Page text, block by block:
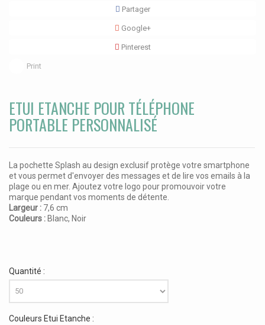
Partager
Google+
Pinterest
Print
ETUI ETANCHE POUR TÉLÉPHONE
PORTABLE PERSONNALISÉ
La pochette Splash au design exclusif protège votre smartphone
et vous permet d'envoyer des messages et de lire vos emails à la
plage ou en mer. Ajoutez votre logo pour promouvoir votre
marque pendant vos moments de détente.
Largeur : 7,6 cm
Couleurs :Blanc, Noir
Quantité :
Couleurs Etui Etanche :